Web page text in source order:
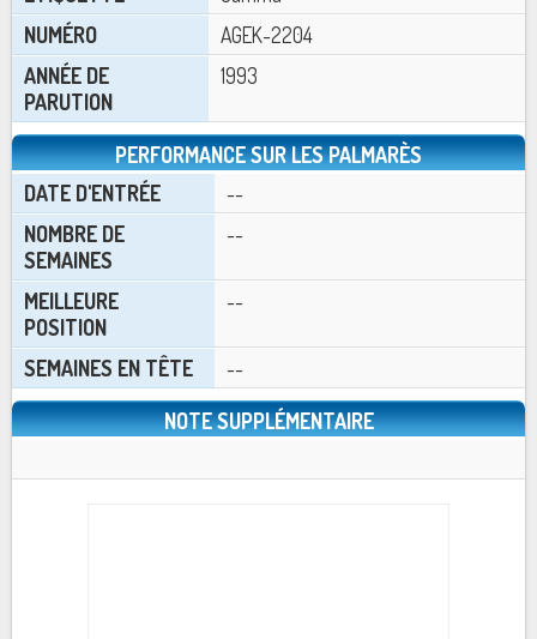
NUMÉRO
AGEK-2204
ANNÉE DE
PARUTION
1993
PERFORMANCE SUR LES PALMARÈS
DATE D'ENTRÉE
--
NOMBRE DE
SEMAINES
--
MEILLEURE
POSITION
--
SEMAINES EN TÊTE
--
NOTE SUPPLÉMENTAIRE